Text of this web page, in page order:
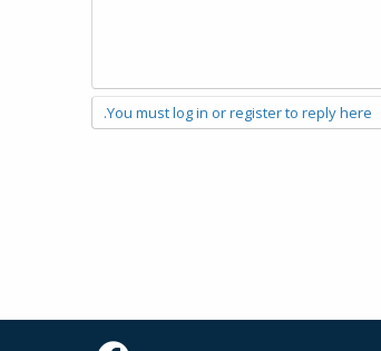
You must log in or register to reply here.